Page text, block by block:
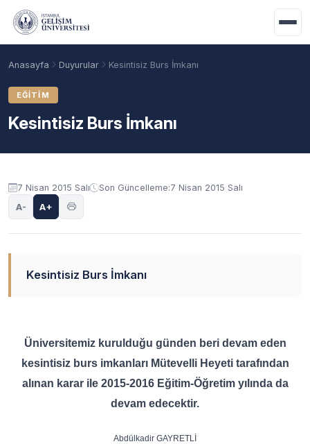
Ana içeriğe geç
Akademik Takvim Burslar Taban Puanlar
Anasayfa Duyurular Kesintisiz Burs İmkanı
EĞITIM
Kesintisiz Burs İmkanı
Duyuru içeriği
7 Nisan 2015 Salı Son Güncelleme:7 Nisan 2015 Salı
A- A+
Kesintisiz Burs İmkanı
Üniversitemiz kurulduğu günden beri devam eden
kesintisiz burs imkanları Mütevelli Heyeti tarafından
alınan karar ile 2015-2016 Eğitim-Öğretim yılında da
devam edecektir.
Abdülkadir GAYRETLİ